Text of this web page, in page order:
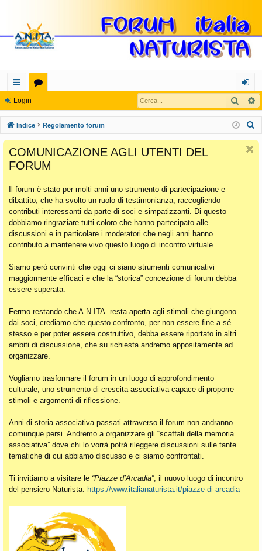
oll
eg
a
m
en
ti
Ra
pi
di
u
m
og
in
Login Cerca
Indice Regolamento forum
COMUNICAZIONE AGLI UTENTI DEL
FORUM
Il forum è stato per molti anni uno strumento di partecipazione e
dibattito, che ha svolto un ruolo di testimonianza, raccogliendo
contributi interessanti da parte di soci e simpatizzanti. Di questo
dobbiamo ringraziare tutti coloro che hanno partecipato alle
discussioni e in particolare i moderatori che negli anni hanno
contributo a mantenere vivo questo luogo di incontro virtuale.
Siamo però convinti che oggi ci siano strumenti comunicativi
maggiormente efficaci e che la “storica” concezione di forum debba
essere superata.
Fermo restando che A.N.ITA. resta aperta agli stimoli che giungono
dai soci, crediamo che questo confronto, per non essere fine a sé
stesso e per poter essere costruttivo, debba essere riportato in altri
ambiti di discussione, che su richiesta andremo appositamente ad
organizzare.
Vogliamo trasformare il forum in un luogo di approfondimento
culturale, uno strumento di crescita associativa capace di proporre
stimoli e argomenti di riflessione.
Anni di storia associativa passati attraverso il forum non andranno
comunque persi. Andremo a organizzare gli “scaffali della memoria
associativa” dove chi lo vorrà potrà rileggere discussioni sulle tante
tematiche di cui abbiamo discusso e ci siamo confrontati.
Ti invitiamo a visitare le “Piazze d’Arcadia”, il nuovo luogo di incontro
del pensiero Naturista: https://www.italianaturista.it/piazze-di-arcadia